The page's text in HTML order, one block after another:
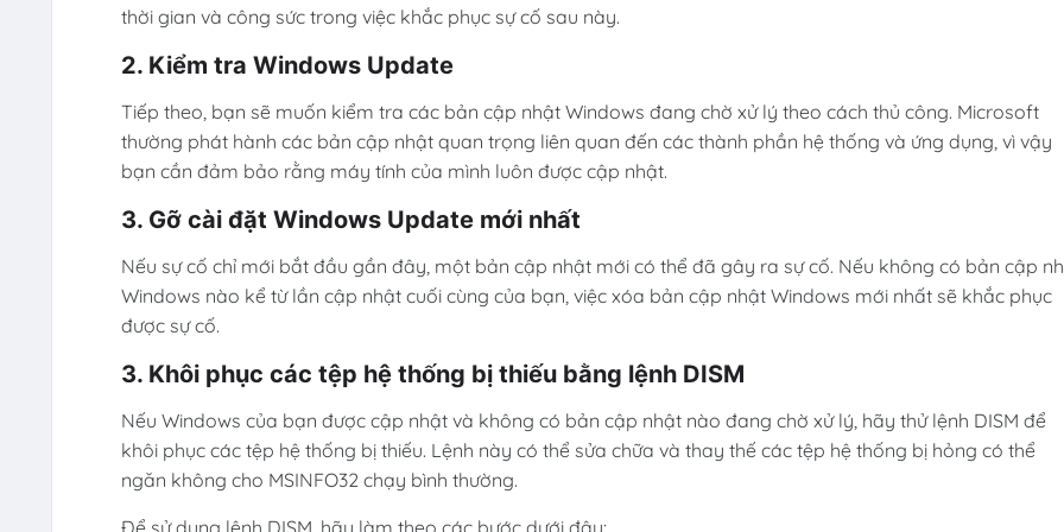
thời gian và công sức trong việc khắc phục sự cố sau này.
2. Kiểm tra Windows Update
Tiếp theo, bạn sẽ muốn kiểm tra các bản cập nhật Windows đang chờ xử lý theo cách thủ công. Microsoft
thường phát hành các bản cập nhật quan trọng liên quan đến các thành phần hệ thống và ứng dụng, vì vậy
bạn cần đảm bảo rằng máy tính của mình luôn được cập nhật.
3. Gỡ cài đặt Windows Update mới nhất
Nếu sự cố chỉ mới bắt đầu gần đây, một bản cập nhật mới có thể đã gây ra sự cố. Nếu không có bản cập
Windows nào kể từ lần cập nhật cuối cùng của bạn, việc xóa bản cập nhật Windows mới nhất sẽ khắc phục
được sự cố.
3. Khôi phục các tệp hệ thống bị thiếu bằng lệnh DISM
Nếu Windows của bạn được cập nhật và không có bản cập nhật nào đang chờ xử lý, hãy thử lệnh DISM để
khôi phục các tệp hệ thống bị thiếu. Lệnh này có thể sửa chữa và thay thế các tệp hệ thống bị hỏng có thể
ngăn không cho MSINFO32 chạy bình thường.
Để sử dụng lệnh DISM, hãy làm theo các bước dưới đây: